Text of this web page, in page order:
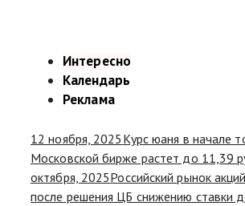
Интересно
Календарь
Реклама
12 ноября, 2025 Курс юаня в начале
Московской бирже растет до 11,39
октября, 2025Российский рынок
после решения ЦБ снижению ставки